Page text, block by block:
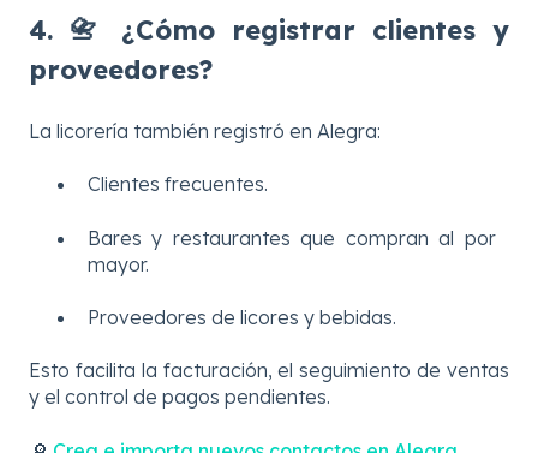
4. 📇 ¿Cómo registrar clientes y
proveedores?
La licorería también registró en Alegra:
Clientes frecuentes.
Bares y restaurantes que compran al por
mayor.
Proveedores de licores y bebidas.
Esto facilita la facturación, el seguimiento de ventas
y el control de pagos pendientes.